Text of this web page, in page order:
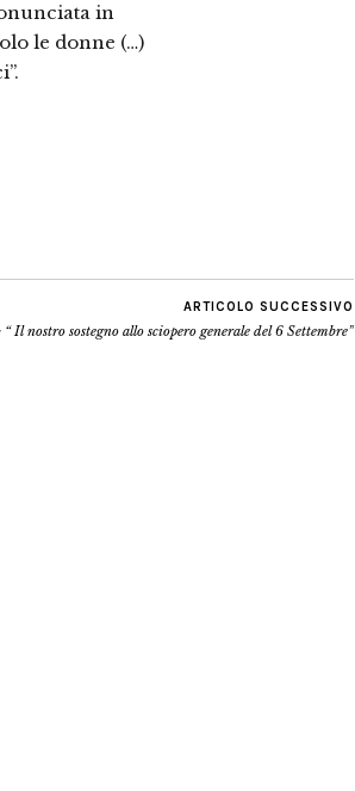
in
le donne (…)
ARTICOLO SUCCESSIVO
“ Il nostro sostegno allo sciopero generale del 6 Settembre”